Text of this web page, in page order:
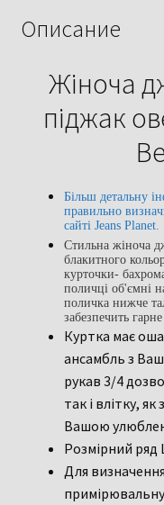
3/4
Описание
Жіноча
піджак
Більш детальну
правильно
сайті Jeans Planet.
Стильна жіноча
блакитного
курточки-
поличці об'ємні
поличка нижче
забезпечить
Куртка має
ансамбль з
рукав 3/4
так і влітку,
Вашою
Розмірний ряд
Для